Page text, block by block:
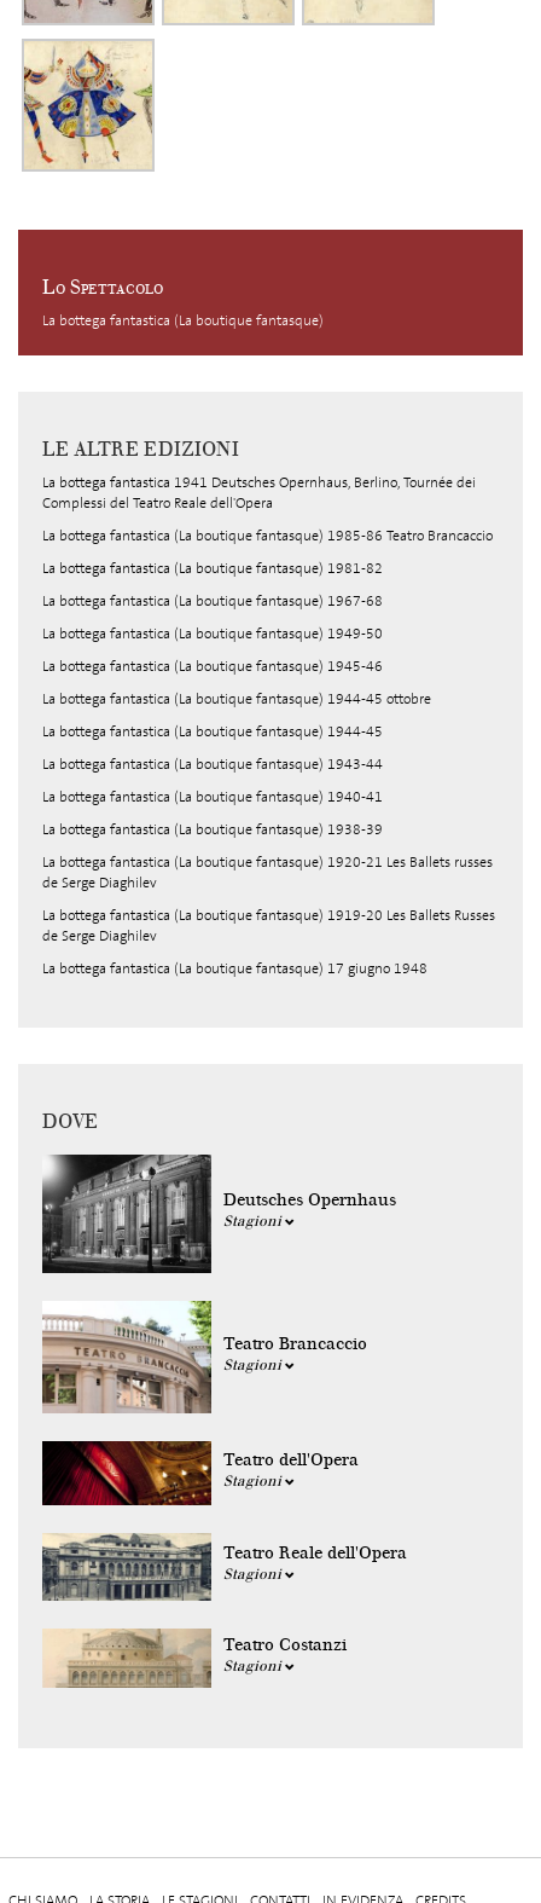
Lo Spettacolo
La bottega fantastica (La boutique fantasque)
LE ALTRE EDIZIONI
La bottega fantastica 1941 Deutsches Opernhaus, Berlino, Tournée dei
Complessi del Teatro Reale dell'Opera
La bottega fantastica (La boutique fantasque) 1985-86 Teatro Brancaccio
La bottega fantastica (La boutique fantasque) 1981-82
La bottega fantastica (La boutique fantasque) 1967-68
La bottega fantastica (La boutique fantasque) 1949-50
La bottega fantastica (La boutique fantasque) 1945-46
La bottega fantastica (La boutique fantasque) 1944-45 ottobre
La bottega fantastica (La boutique fantasque) 1944-45
La bottega fantastica (La boutique fantasque) 1943-44
La bottega fantastica (La boutique fantasque) 1940-41
La bottega fantastica (La boutique fantasque) 1938-39
La bottega fantastica (La boutique fantasque) 1920-21 Les Ballets russes
de Serge Diaghilev
La bottega fantastica (La boutique fantasque) 1919-20 Les Ballets Russes
de Serge Diaghilev
La bottega fantastica (La boutique fantasque) 17 giugno 1948
DOVE
Deutsches Opernhaus
Stagioni
Teatro Brancaccio
Stagioni
Teatro dell'Opera
Stagioni
Teatro Reale dell'Opera
Stagioni
Teatro Costanzi
Stagioni